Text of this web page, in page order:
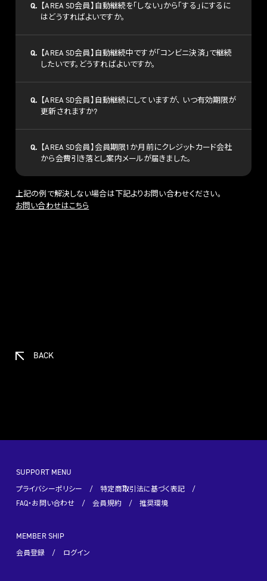
Q. 【AREA SD会員】自動継続を「しない」から「する」にするに
はどうすればよいですか。
Q. 【AREA SD会員】自動継続中ですが「コンビニ決済」で継続
したいです。どうすればよいですか。
Q. 【AREA SD会員】自動継続にしていますが、 いつ有効期限が
更新されますか?
Q. 【AREA SD会員】会員期限1か月前にクレジットカード会社
から会費引き落とし案内メールが届きました。
上記の例で解決しない場合は下記よりお問い合わせください。
お問い合わせはこちら
BACK
SUPPORT MENU
プライバシーポリシー
特定商取引法に基づく表記
FAQ・お問い合わせ
会員規約 推奨環境
MEMBER SHIP
会員登録 ログイン